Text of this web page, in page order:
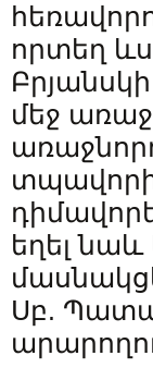
որտեղ
մեջ
եղել
Սբ.